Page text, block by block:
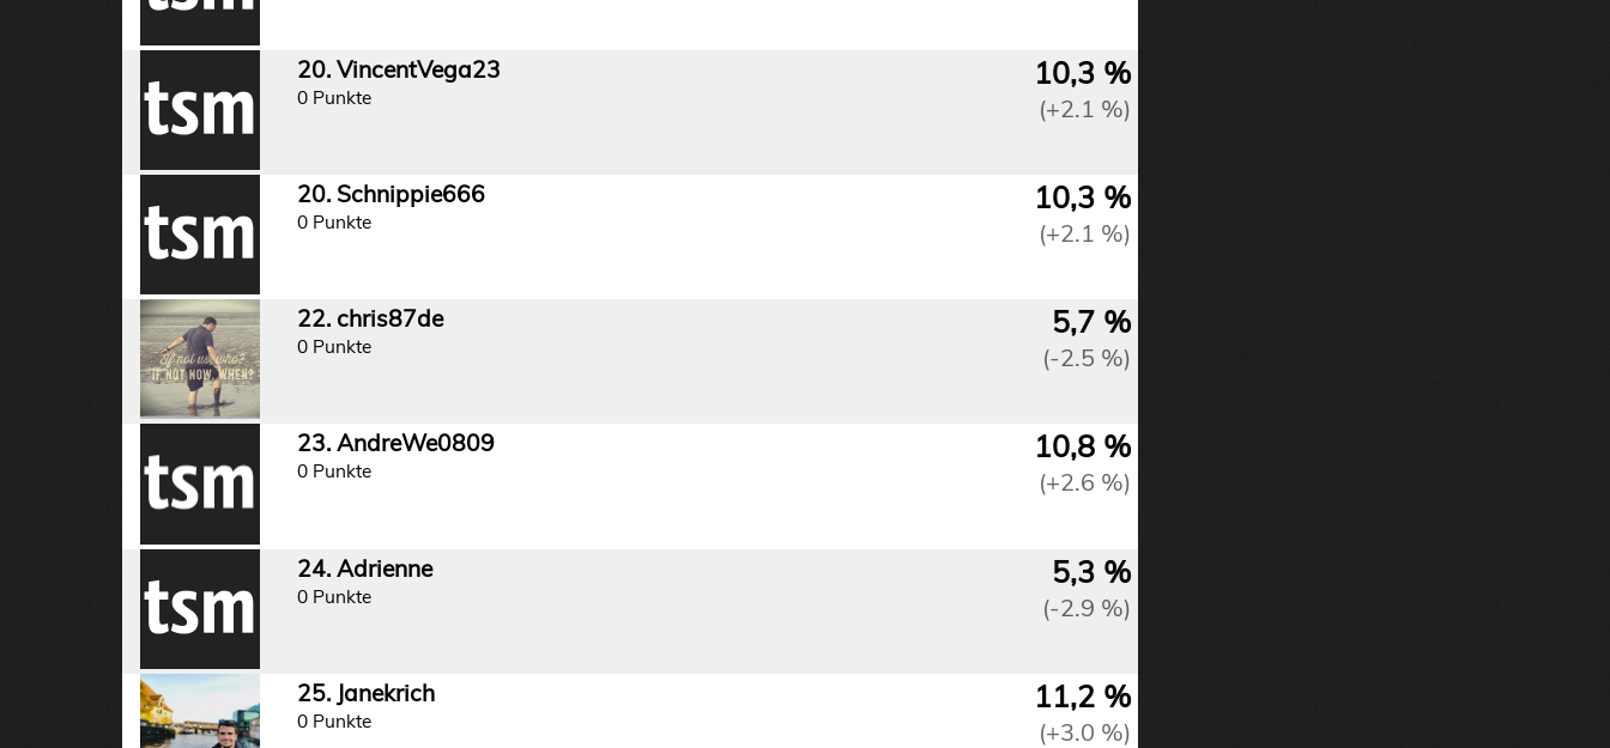
20. VincentVega23
0 Punkte
10,3 %
(+2.1 %)
20. Schnippie666
0 Punkte
10,3 %
(+2.1 %)
22. chris87de
0 Punkte
5,7 %
(-2.5 %)
23. AndreWe0809
0 Punkte
10,8 %
(+2.6 %)
24. Adrienne
0 Punkte
5,3 %
(-2.9 %)
25. Janekrich
0 Punkte
11,2 %
(+3.0 %)